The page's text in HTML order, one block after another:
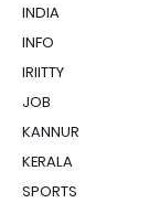
INDIA
INFO
IRIITTY
JOB
KANNUR
KERALA
SPORTS